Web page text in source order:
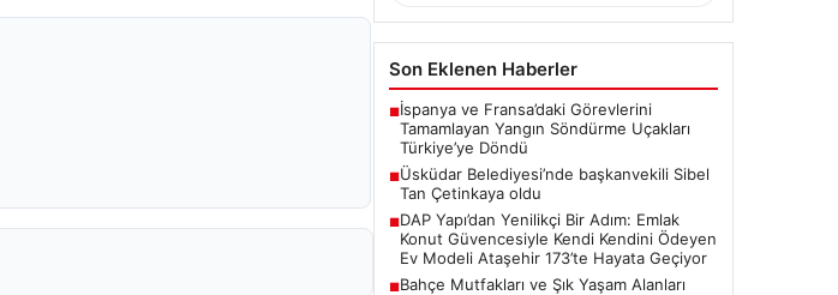
Son Eklenen Haberler
■İspanya ve Fransa’daki Görevlerini
Tamamlayan Yangın Söndürme Uçakları
Türkiye’ye Döndü
■Üsküdar Belediyesi’nde başkanvekili Sibel
Tan Çetinkaya oldu
■DAP Yapı’dan Yenilikçi Bir Adım: Emlak
Konut Güvencesiyle Kendi Kendini Ödeyen
Ev Modeli Ataşehir 173’te Hayata Geçiyor
■Bahçe Mutfakları ve Şık Yaşam Alanları